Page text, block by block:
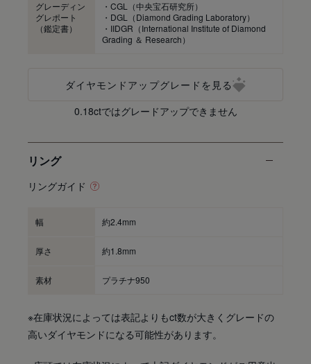
グレーディン
グレポート
（鑑定書）
・CGL（中央宝石研究所）
・DGL（Diamond Grading Laboratory）
・IIDGR（International Institute of Diamond
Grading ＆ Research）
ダイヤモンドアップグレードを見る
0.18ctではグレードアップできません
リング
リングガイド
幅 約2.4mm
厚さ 約1.8mm
素材 プラチナ950
※在庫状況によっては表記よりもct数が大きくグレードの
高いダイヤモンドになる可能性があります。